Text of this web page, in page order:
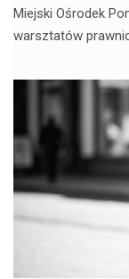
Miejski Ośrodek
warsztatów